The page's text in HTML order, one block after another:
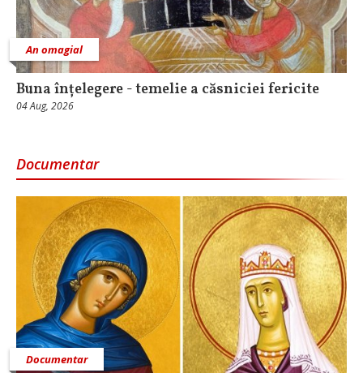
An omagial
Buna înțelegere - temelie a căsniciei fericite
04 Aug, 2026
Documentar
Documentar